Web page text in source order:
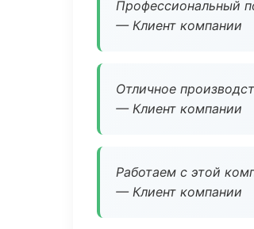
Профессиональный
— Клиент компании
Отличное
— Клиент компании
Работаем с этой
— Клиент компании